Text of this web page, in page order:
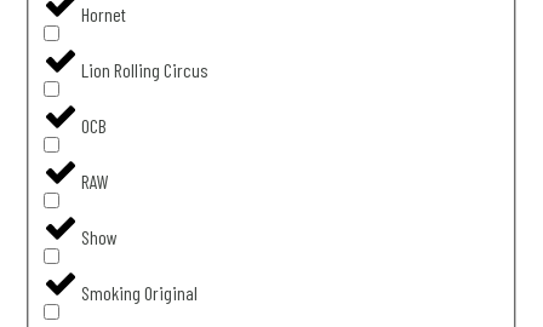
Hornet
Lion Rolling Circus
OCB
RAW
Show
Smoking Original